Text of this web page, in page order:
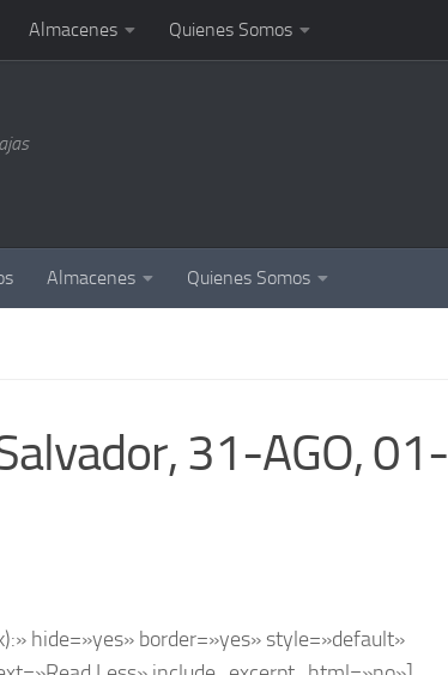
Almacenes Quienes Somos
Almacenes Quienes Somos
31-AGO, 01-
hide=»yes» border=»yes» style=»default»